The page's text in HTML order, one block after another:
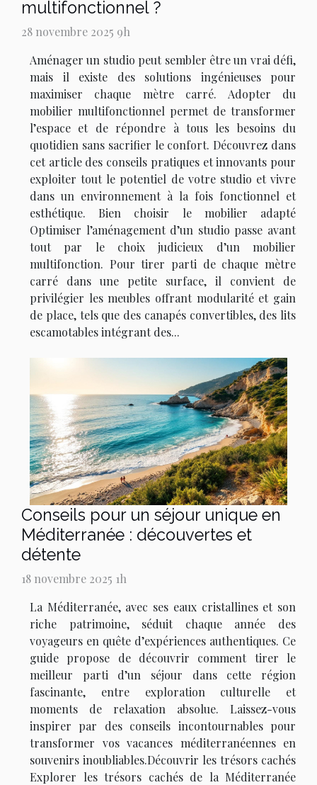
multifonctionnel ?
28 novembre 2025 9h
Aménager un studio peut sembler être un vrai défi,
mais il existe des solutions ingénieuses pour
maximiser chaque mètre carré. Adopter du
mobilier multifonctionnel permet de transformer
l’espace et de répondre à tous les besoins du
quotidien sans sacrifier le confort. Découvrez dans
cet article des conseils pratiques et innovants pour
exploiter tout le potentiel de votre studio et vivre
dans un environnement à la fois fonctionnel et
esthétique. Bien choisir le mobilier adapté
Optimiser l’aménagement d’un studio passe avant
tout par le choix judicieux d’un mobilier
multifonction. Pour tirer parti de chaque mètre
carré dans une petite surface, il convient de
privilégier les meubles offrant modularité et gain
de place, tels que des canapés convertibles, des lits
escamotables intégrant des...
Conseils pour un séjour unique en
Méditerranée : découvertes et
détente
18 novembre 2025 1h
La Méditerranée, avec ses eaux cristallines et son
riche patrimoine, séduit chaque année des
voyageurs en quête d’expériences authentiques. Ce
guide propose de découvrir comment tirer le
meilleur parti d’un séjour dans cette région
fascinante, entre exploration culturelle et
moments de relaxation absolue. Laissez-vous
inspirer par des conseils incontournables pour
transformer vos vacances méditerranéennes en
souvenirs inoubliables.Découvrir les trésors cachés
Explorer les trésors cachés de la Méditerranée